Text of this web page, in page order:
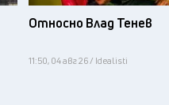
Относно Влад Тенев
11:50, 04 авг 26 / Idealisti